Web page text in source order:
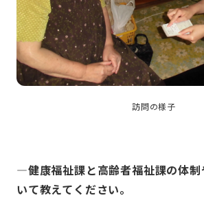
訪問の様子
—健康福祉課と高齢者福祉課の体制
いて教えてください。